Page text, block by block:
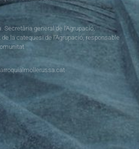
general de l’Agrupació,
la catequesi de l’Agrupació, responsable